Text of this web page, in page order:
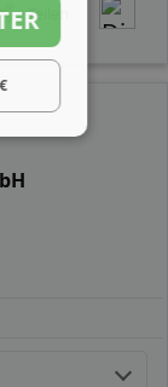
Teilen